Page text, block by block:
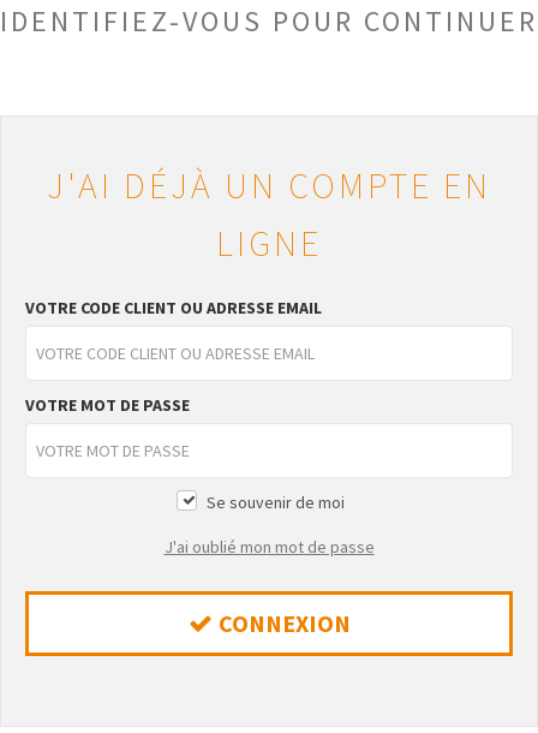
IDENTIFIEZ-VOUS POUR CONTINUER
J'AI DÉJÀ UN COMPTE EN
LIGNE
VOTRE CODE CLIENT OU ADRESSE EMAIL
VOTRE MOT DE PASSE
Se souvenir de moi
J'ai oublié mon mot de passe
CONNEXION